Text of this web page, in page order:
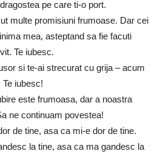
pe care ti-o port.
multe promisiuni frumoase. Dar cei
mea, asteptand sa fie facuti
Te iubesc.
si te-ai strecurat cu grija – acum
iubesc!
este frumoasa, dar a noastra
ne continuam povestea!
de tine, asa ca mi-e dor de tine.
la tine, asa ca ma gandesc la